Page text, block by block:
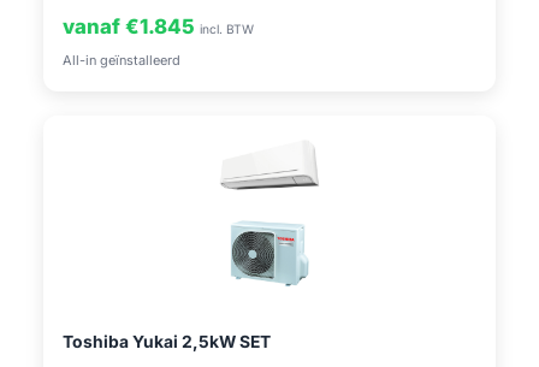
vanaf €1.845 incl. BTW
All-in geïnstalleerd
Toshiba Yukai 2,5kW SET